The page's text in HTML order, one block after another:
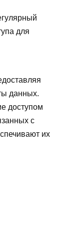
для
данных.
доступом
с
их